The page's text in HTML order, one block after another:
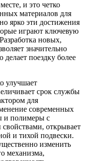
и это четко
материалов для
ярко эти достижения
играют ключевую
новых,
значительно
поездку более
улучшает
срок службы
для
современных
и полимеры с
открывает
и тихой подвески.
изменить
механизма,